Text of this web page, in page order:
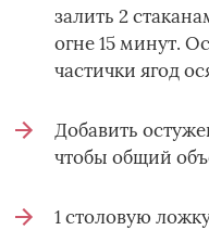
залить 2
огне 15 минут.
частички ягод
Добавить
чтобы общий
1 столовую